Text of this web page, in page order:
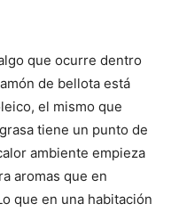
que ocurre dentro
de bellota está
el mismo que
tiene un punto de
ambiente empieza
aromas que en
que en una habitación